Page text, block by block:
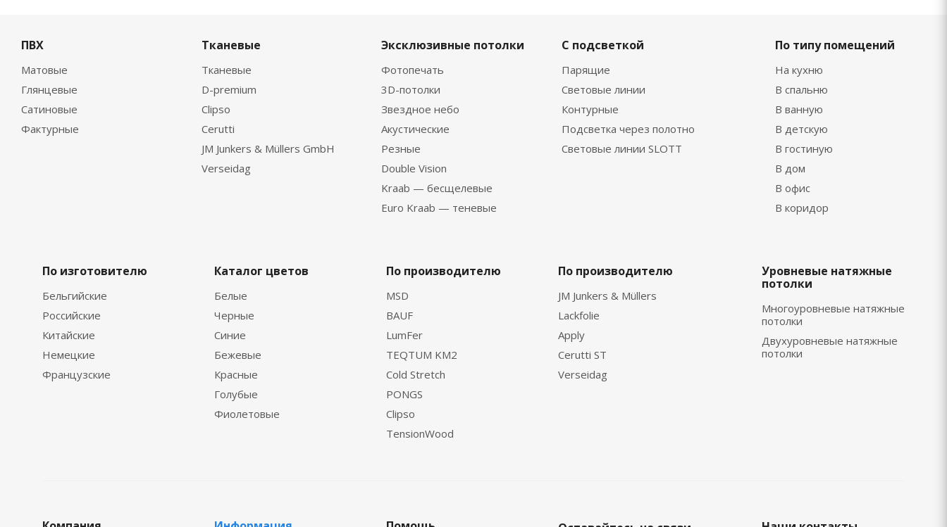
ПВХ
Матовые
Глянцевые
Сатиновые
Фактурные
Тканевые
Тканевые
D-premium
Clipso
Cerutti
JM Junkers & Müllers GmbH
Verseidag
Эксклюзивные потолки
Фотопечать
3D-потолки
Звездное небо
Акустические
Резные
Double Vision
Kraab — бесщелевые
Euro Kraab — теневые
С подсветкой
Парящие
Световые линии
Контурные
Подсветка через полотно
Световые линии SLOTT
По типу помещений
На кухню
В спальню
В ванную
В детскую
В гостиную
В дом
В офис
В коридор
По изготовителю
Бельгийские
Российские
Китайские
Немецкие
Французские
Каталог цветов
Белые
Черные
Синие
Бежевые
Красные
Голубые
Фиолетовые
По производителю
MSD
BAUF
LumFer
TEQTUM KM2
Cold Stretch
PONGS
Clipso
TensionWood
По производителю
JM Junkers & Müllers
Lackfolie
Apply
Cerutti ST
Verseidag
Уровневые натяжные
потолки
Многоуровневые натяжные
потолки
Двухуровневые натяжные
потолки